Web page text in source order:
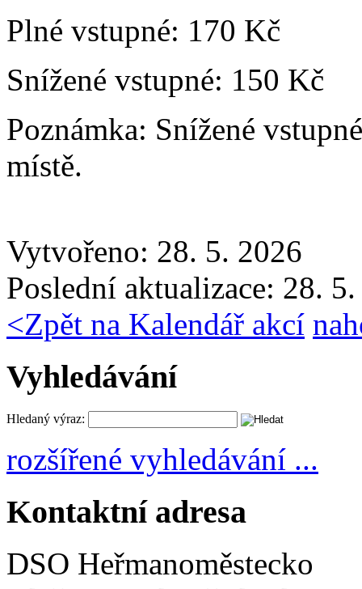
Plné vstupné: 170 Kč
Snížené vstupné: 150 Kč
Poznámka: Snížené
místě.
Vytvořeno: 28. 5. 2026
Poslední aktualizace: 28.
<Zpět na Kalendář akcí
Vyhledávání
Hledaný výraz:
rozšířené vyhledávání ...
Kontaktní adresa
DSO Heřmanoměstecko